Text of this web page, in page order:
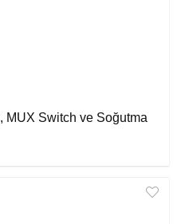
MUX Switch ve Soğutma